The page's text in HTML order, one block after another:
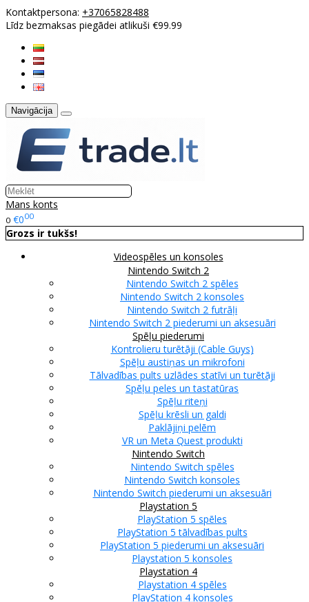
Kontaktpersona: +37065828488
Līdz bezmaksas piegādei atlikuši €99.99
Navigācija
Mans konts
0 €000
Grozs ir tukšs!
Videospēles un konsoles
Nintendo Switch 2
Nintendo Switch 2 spēles
Nintendo Switch 2 konsoles
Nintendo Switch 2 futrāļi
Nintendo Switch 2 piederumi un aksesuāri
Spēļu piederumi
Kontrolieru turētāji (Cable Guys)
Spēļu austiņas un mikrofoni
Tālvadības pults uzlādes statīvi un turētāji
Spēļu peles un tastatūras
Spēļu riteņi
Spēļu krēsli un galdi
Paklājiņi pelēm
VR un Meta Quest produkti
Nintendo Switch
Nintendo Switch spēles
Nintendo Switch konsoles
Nintendo Switch piederumi un aksesuāri
Playstation 5
PlayStation 5 spēles
PlayStation 5 tālvadības pults
PlayStation 5 piederumi un aksesuāri
Playstation 5 konsoles
Playstation 4
Playstation 4 spēles
PlayStation 4 konsoles